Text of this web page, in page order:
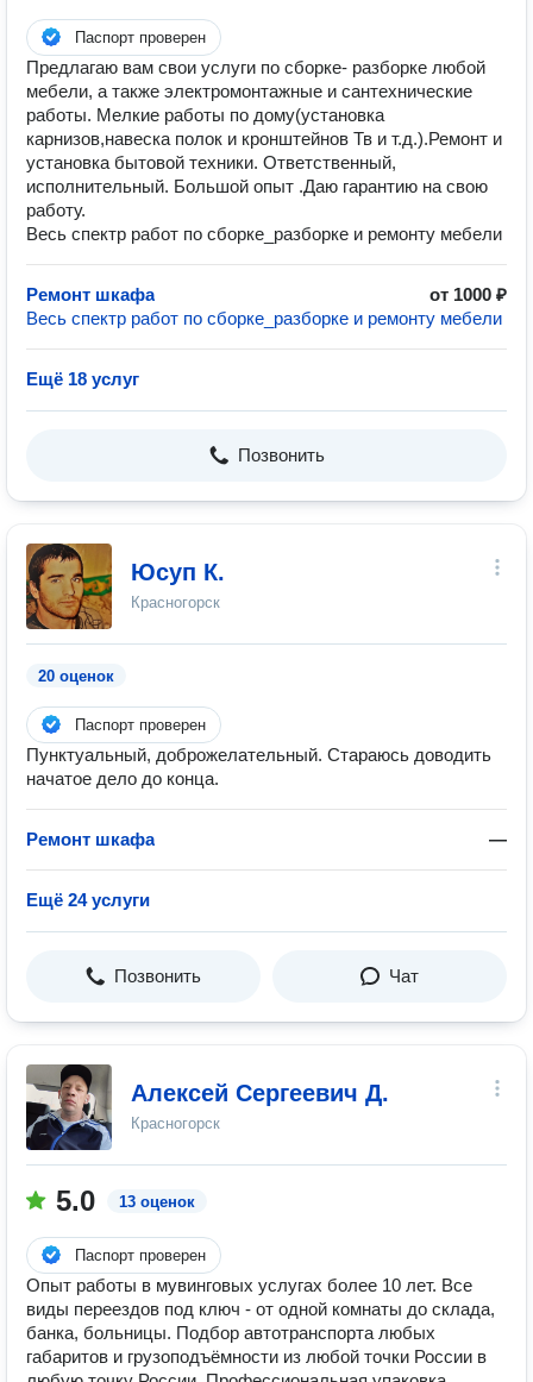
Паспорт проверен
Предлагаю вам свои услуги по сборке- разборке любой
мебели, а также электромонтажные и сантехнические
работы. Мелкие работы по дому(установка
карнизов,навеска полок и кронштейнов Тв и т.д.).Ремонт и
установка бытовой техники. Ответственный,
исполнительный. Большой опыт .Даю гарантию на свою
работу.
Весь спектр работ по сборке_разборке и ремонту мебели
Ремонт шкафа
от 1000 ₽
Весь спектр работ по сборке_разборке и ремонту мебели
Ещё 18 услуг
Позвонить
Юсуп К.
Красногорск
20 оценок
Паспорт проверен
Пунктуальный, доброжелательный. Стараюсь доводить
начатое дело до конца.
Ремонт шкафа —
Ещё 24 услуги
Позвонить Чат
Алексей Сергеевич Д.
Красногорск
5.0 13 оценок
Паспорт проверен
Опыт работы в мувинговых услугах более 10 лет. Все
виды переездов под ключ - от одной комнаты до склада,
банка, больницы. Подбор автотранспорта любых
габаритов и грузоподъёмности из любой точки России в